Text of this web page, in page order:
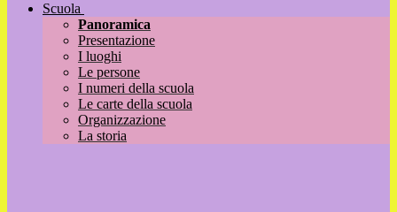
Scuola
Panoramica
Presentazione
I luoghi
Le persone
I numeri della scuola
Le carte della scuola
Organizzazione
La storia